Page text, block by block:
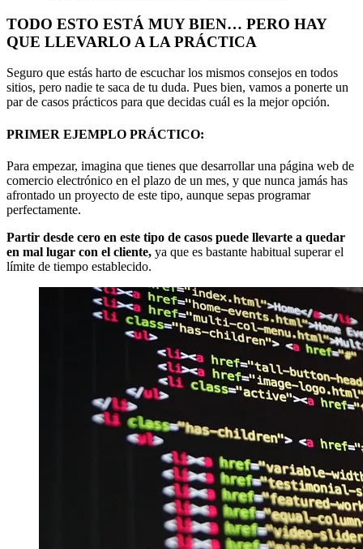
TODO ESTO ESTÁ MUY BIEN… PERO HAY
QUE LLEVARLO A LA PRÁCTICA
Seguro que estás harto de escuchar los mismos consejos en todos
sitios, pero nadie te saca de tu duda. Pues bien, vamos a ponerte un
par de casos prácticos para que decidas cuál es la mejor opción.
PRIMER EJEMPLO PRÁCTICO:
Para empezar, imagina que tienes que desarrollar una página web de
comercio electrónico en el plazo de un mes, y que nunca jamás has
afrontado un proyecto de este tipo, aunque sepas programar
perfectamente.
Partir desde cero en este tipo de casos puede llevarte a quedar
en mal lugar con el cliente, ya que es bastante habitual superar el
límite de tiempo establecido.